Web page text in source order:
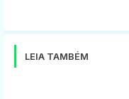
LEIA TAMBÉM